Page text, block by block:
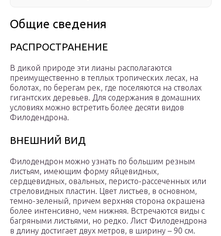
Общие сведения
РАСПРОСТРАНЕНИЕ
В дикой природе эти лианы располагаются
преимущественно в теплых тропических лесах, на
болотах, по берегам рек, где поселяются на стволах
гигантских деревьев. Для содержания в домашних
условиях можно встретить более десяти видов
Филодендрона.
ВНЕШНИЙ ВИД
Филодендрон можно узнать по большим резным
листьям, имеющим форму яйцевидных,
сердцевидных, овальных, перисто-рассеченных или
стреловидных пластин. Цвет листьев, в основном,
темно-зеленый, причем верхняя сторона окрашена
более интенсивно, чем нижняя. Встречаются виды с
багряными листьями, но редко. Лист Филодендрона
в длину достигает двух метров, в ширину – 90 см.